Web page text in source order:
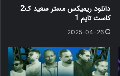
دانلود ریمیکس مستر سعید ک2
کاست تایم 1
2025-04-26